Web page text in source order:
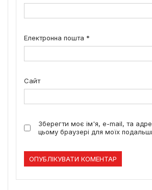
Електронна пошта *
Сайт
Зберегти моє ім'я, e-mail, та
цьому браузері для моїх